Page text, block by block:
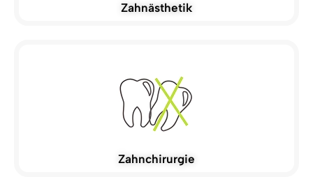
Zahnästhetik
Zahnchirurgie